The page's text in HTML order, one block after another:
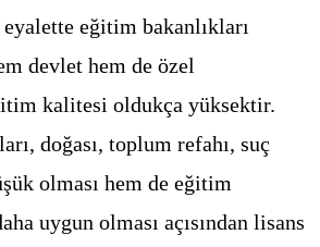
eğitim bakanlıkları
devlet hem de özel
kalitesi oldukça yüksektir.
doğası, toplum refahı, suç
olması hem de eğitim
uygun olması açısından lisans